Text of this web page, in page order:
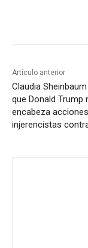
Artículo anterior
Claudia
que Donald Trump
encabeza acciones
injerencistas